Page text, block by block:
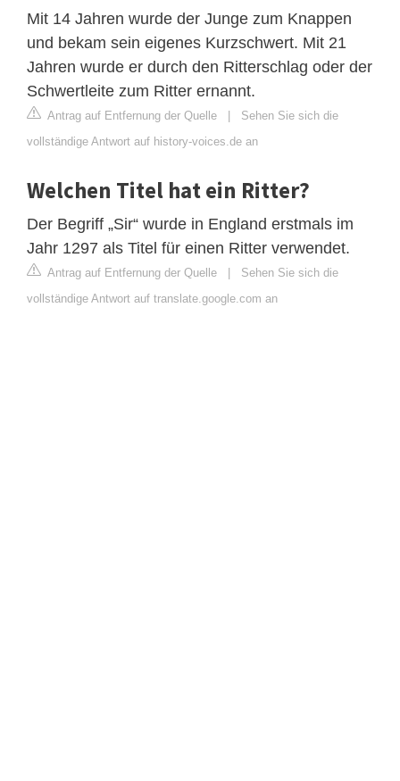
Mit 14 Jahren wurde der Junge zum Knappen
und bekam sein eigenes Kurzschwert. Mit 21
Jahren wurde er durch den Ritterschlag oder der
Schwertleite zum Ritter ernannt.
Antrag auf Entfernung der Quelle | Sehen Sie sich die
vollständige Antwort auf history-voices.de an
Welchen Titel hat ein Ritter?
Der Begriff „Sir“ wurde in England erstmals im
Jahr 1297 als Titel für einen Ritter verwendet.
Antrag auf Entfernung der Quelle | Sehen Sie sich die
vollständige Antwort auf translate.google.com an